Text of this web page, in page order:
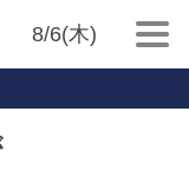
8/6(木)